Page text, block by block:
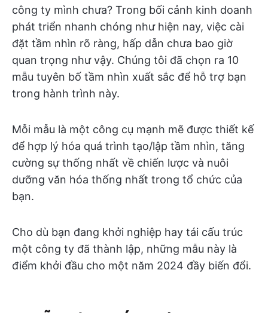
công ty mình chưa? Trong bối cảnh kinh doanh
phát triển nhanh chóng như hiện nay, việc cài
đặt tầm nhìn rõ ràng, hấp dẫn chưa bao giờ
quan trọng như vậy. Chúng tôi đã chọn ra 10
mẫu tuyên bố tầm nhìn xuất sắc để hỗ trợ bạn
trong hành trình này.
Mỗi mẫu là một công cụ mạnh mẽ được thiết kế
để hợp lý hóa quá trình tạo/lập tầm nhìn, tăng
cường sự thống nhất về chiến lược và nuôi
dưỡng văn hóa thống nhất trong tổ chức của
bạn.
Cho dù bạn đang khởi nghiệp hay tái cấu trúc
một công ty đã thành lập, những mẫu này là
điểm khởi đầu cho một năm 2024 đầy biến đổi.